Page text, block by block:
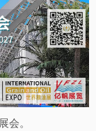
会。